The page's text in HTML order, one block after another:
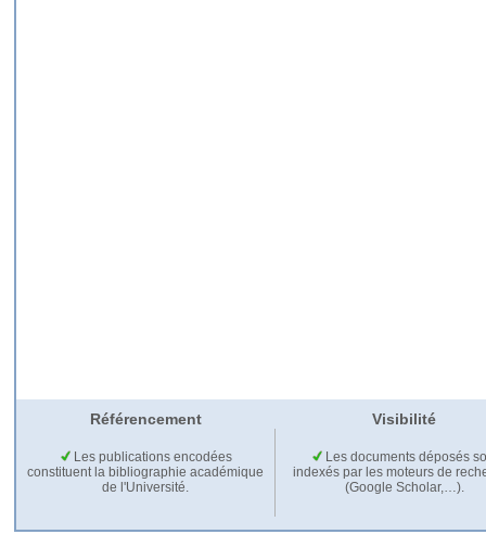
Référencement Visibilité
Les publications encodées
constituent la bibliographie académique
de l'Université.
Les documents déposés
indexés par les moteurs de
(Google Scholar,…).